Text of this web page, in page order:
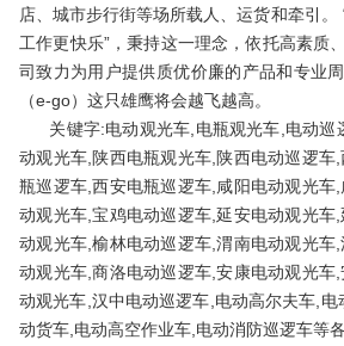
店、城市步行街等场所载人、运货和牵引。
工作更快乐”，秉持这一理念，依托高素质
司致力为用户提供质优价廉的产品和专业
（e-go）这只雄鹰将会越飞越高。
关键字:电动观光车,电瓶观光车,电动巡
动观光车,陕西电瓶观光车,陕西电动巡逻车
瓶巡逻车,西安电瓶巡逻车,咸阳电动观光车
动观光车,宝鸡电动巡逻车,延安电动观光车
动观光车,榆林电动巡逻车,渭南电动观光车
动观光车,商洛电动巡逻车,安康电动观光车
动观光车,汉中电动巡逻车,电动高尔夫车,
动货车,电动高空作业车,电动消防巡逻车等